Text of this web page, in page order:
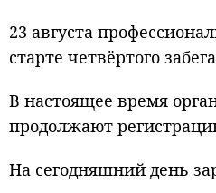
23 августа
старте четвёртого
В настоящее время
продолжают
На сегодняшний день